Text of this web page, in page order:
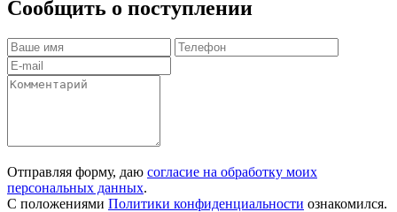
Сообщить о поступлении
Отправляя форму, даю согласие на обработку моих
персональных данных.
С положениями Политики конфиденциальности ознакомился.